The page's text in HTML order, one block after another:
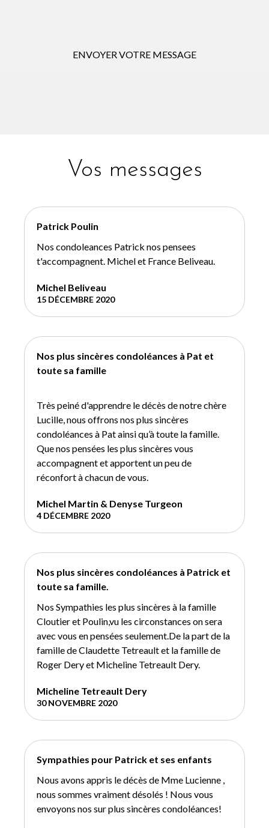
ENVOYER VOTRE MESSAGE
Vos messages
Patrick Poulin
Nos condoleances Patrick nos pensees
t'accompagnent. Michel et France Beliveau.
Michel Beliveau
15 DÉCEMBRE 2020
Nos plus sincères condoléances à Pat et
toute sa famille
Très peiné d'apprendre le décès de notre chère
Lucille, nous offrons nos plus sincères
condoléances à Pat ainsi qu’à toute la famille.
Que nos pensées les plus sincères vous
accompagnent et apportent un peu de
réconfort à chacun de vous.
Michel Martin & Denyse Turgeon
4 DÉCEMBRE 2020
Nos plus sincères condoléances à Patrick et
toute sa famille.
Nos Sympathies les plus sincères à la famille
Cloutier et Poulin,vu les circonstances on sera
avec vous en pensées seulement.De la part de la
famille de Claudette Tetreault et la famille de
Roger Dery et Micheline Tetreault Dery.
Micheline Tetreault Dery
30 NOVEMBRE 2020
Sympathies pour Patrick et ses enfants
Nous avons appris le décès de Mme Lucienne ,
nous sommes vraiment désolés ! Nous vous
envoyons nos sur plus sincères condoléances!